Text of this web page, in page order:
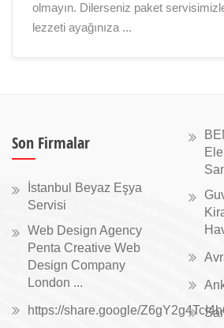
olmayın. Dilerseniz paket
lezzeti ayağınıza ...
Son Firmalar
İstanbul Beyaz Eşya
Servisi
Web Design Agency
Penta Creative Web
Design Company
London ...
https://share.google/